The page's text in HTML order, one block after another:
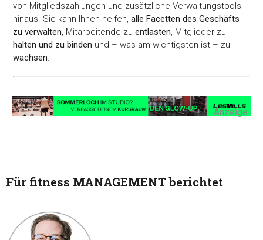
Auswahl erlauben
Alle ablehnen
von Mitgliedszahlungen und zusätzliche Verwaltungstools
hinaus. Sie kann Ihnen helfen,alle Facetten des Geschäfts
zu verwalten, Mitarbeitende zuentlasten, Mitglieder zu
halten und zu binden und – was am wichtigsten ist – zu
wachsen.
-Anzeige-
Für fitness MANAGEMENT berichtet